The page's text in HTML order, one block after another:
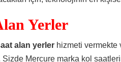
Yerler
alan yerler hizmeti vermekte
Sizde Mercure marka kol